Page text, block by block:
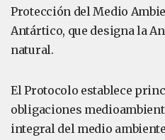
Protección del Medio
Antártico, que designa la
natural.
El Protocolo establece
obligaciones
integral del medio